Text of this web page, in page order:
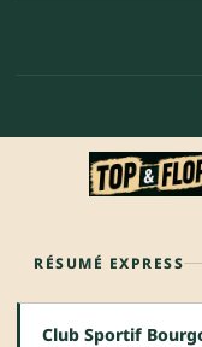
RÉSUMÉ EXPRESS
Club Sportif